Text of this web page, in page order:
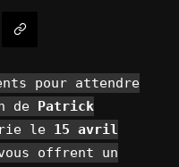
pour attendre
de Patrick
le 15 avril
offrent un